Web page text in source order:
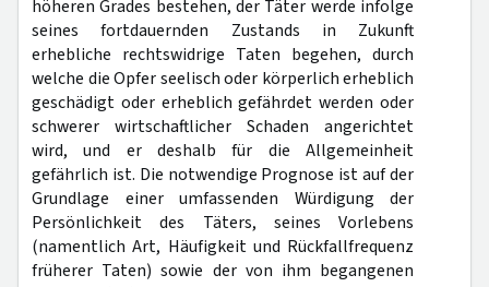
höheren Grades bestehen, der Täter werde infolge
seines fortdauernden Zustands in Zukunft
erhebliche rechtswidrige Taten begehen, durch
welche die Opfer seelisch oder körperlich erheblich
geschädigt oder erheblich gefährdet werden oder
schwerer wirtschaftlicher Schaden angerichtet
wird, und er deshalb für die Allgemeinheit
gefährlich ist. Die notwendige Prognose ist auf der
Grundlage einer umfassenden Würdigung der
Persönlichkeit des Täters, seines Vorlebens
(namentlich Art, Häufigkeit und Rückfallfrequenz
früherer Taten) sowie der von ihm begangenen